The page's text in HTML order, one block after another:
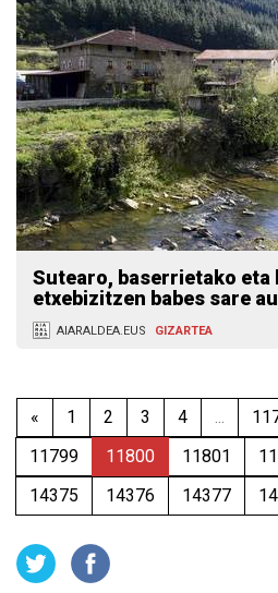
Sutearo, baserrietako eta
etxebizitzen babes sare
AIARALDEA.EUS GIZARTEA
« 1 2 3 4 ...
11799
11800 11801
14375
14376 14377